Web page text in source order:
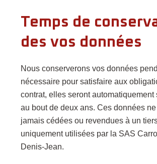
Temps de
des vos données
Nous conserverons vos données
nécessaire pour satisfaire aux
contrat, elles seront automatiquement
au bout de deux ans. Ces données
jamais cédées ou revendues à un
uniquement utilisées par la SAS
Denis-Jean.